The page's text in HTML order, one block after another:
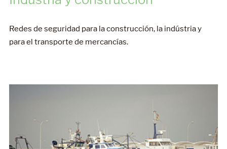
Redes de seguridad para la construcción, la indústria y
para el transporte de mercancías.